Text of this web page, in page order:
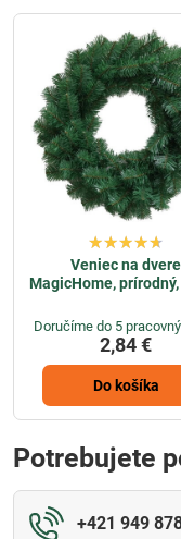
Veniec na dvere
MagicHome, prírodný,
Doručíme do 5
2,84 €
Do košíka
Potrebujete
+421 949